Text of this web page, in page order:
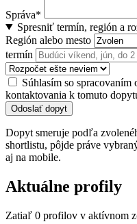
Správa*
Spresniť termín, región a
Región alebo mesto
termín
Súhlasím so
kontaktovania k tomuto
Odoslať dopyt
Dopyt smeruje podľa
shortlistu, pôjde práve
aj na mobile.
Aktuálne profily
Zatiaľ 0 profilov v aktívnom